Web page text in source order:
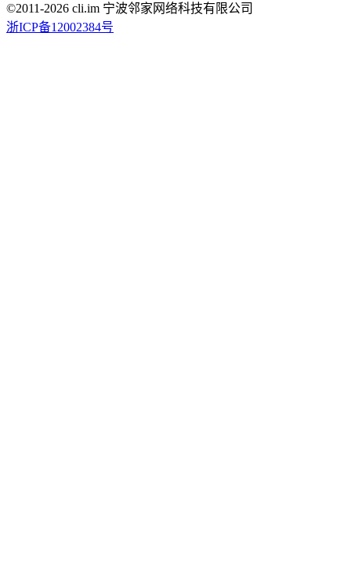
©2011-2026 cli.im 宁波邻家网络科技有限公司
浙ICP备12002384号